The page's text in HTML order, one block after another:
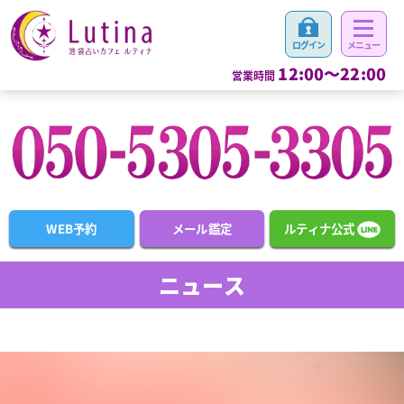
営業時間 12:00～22:00
WEB予約 メール鑑定 ルティナ公式
ニュース